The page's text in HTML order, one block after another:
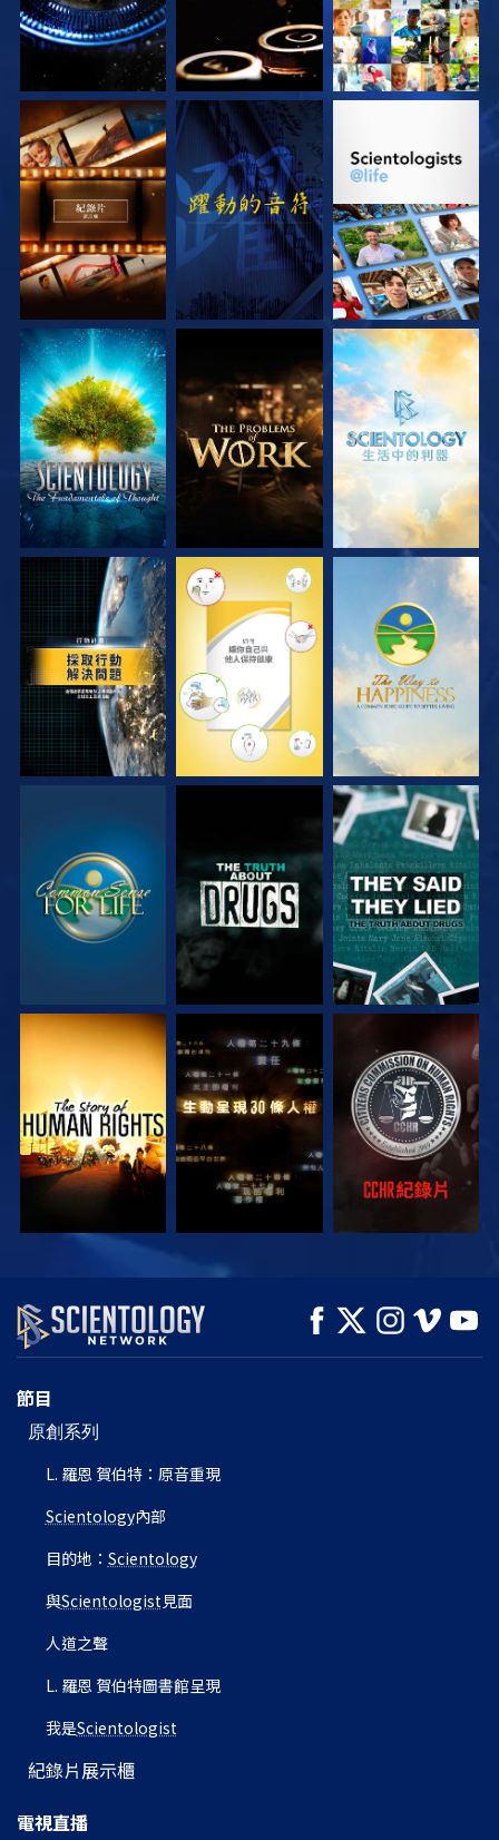
探索系列節目 觀看 探索系列節目
探索系列節目 探索系列節目 探索系列節目
觀看 觀看 觀看
觀看 觀看 觀看
觀看 觀看 觀看
觀看 探索系列節目
節目
原創系列
L. 羅恩 賀伯特：原音重現
Scientology內部
目的地： Scientology
與Scientologist見面
人道之聲
L. 羅恩 賀伯特圖書館呈現
我是Scientologist
紀錄片展示櫃
電視直播